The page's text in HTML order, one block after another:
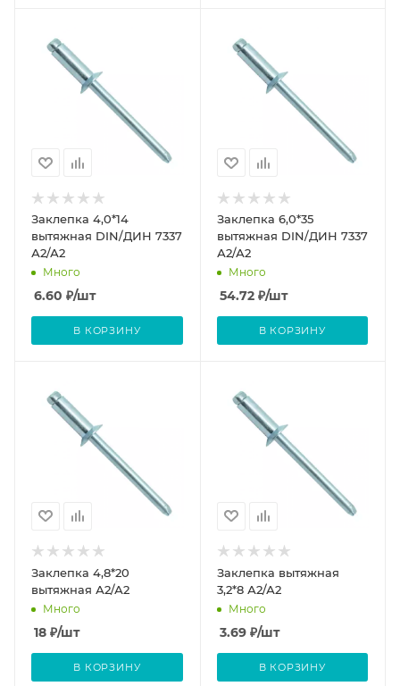
Заклепка 4,0*14
вытяжная DIN/ДИН 7337
А2/А2
Много
6.60 ₽/шт
В КОРЗИНУ
Заклепка 6,0*35
вытяжная DIN/ДИН 7337
А2/А2
Много
54.72₽/шт
В КОРЗИНУ
Заклепка 4,8*20
вытяжная А2/А2
Много
18 ₽/шт
В КОРЗИНУ
Заклепка вытяжная
3,2*8 А2/А2
Много
3.69₽/шт
В КОРЗИНУ